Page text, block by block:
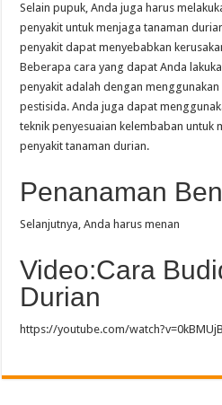
Selain pupuk, Anda juga harus
penyakit untuk menjaga tanaman
penyakit dapat menyebabkan
Beberapa cara yang dapat Anda
penyakit adalah dengan
pestisida. Anda juga dapat
teknik penyesuaian kelembaban untuk
penyakit tanaman durian.
Penanaman
Selanjutnya, Anda harus menan
Video:Cara
Durian
https://youtube.com/